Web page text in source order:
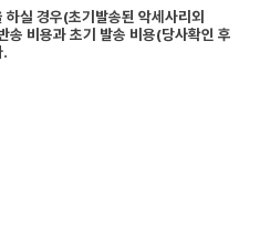
실 경우(초기발송된 악세사리외
송 비용과 초기 발송 비용(당사확인 후
.